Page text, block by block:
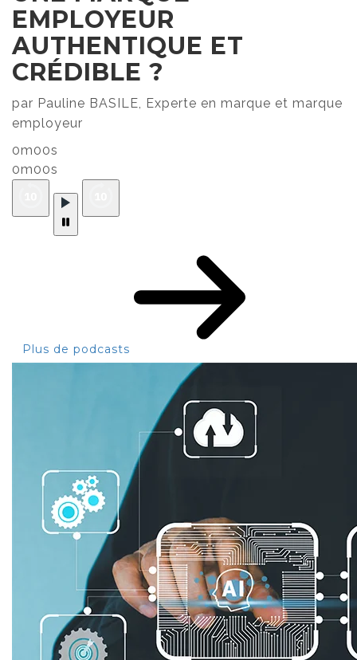
EMPLOYEUR
AUTHENTIQUE ET
CRÉDIBLE ?
par Pauline BASILE, Experte en marque et marque
employeur
0m00s
0m00s
Plus de podcasts